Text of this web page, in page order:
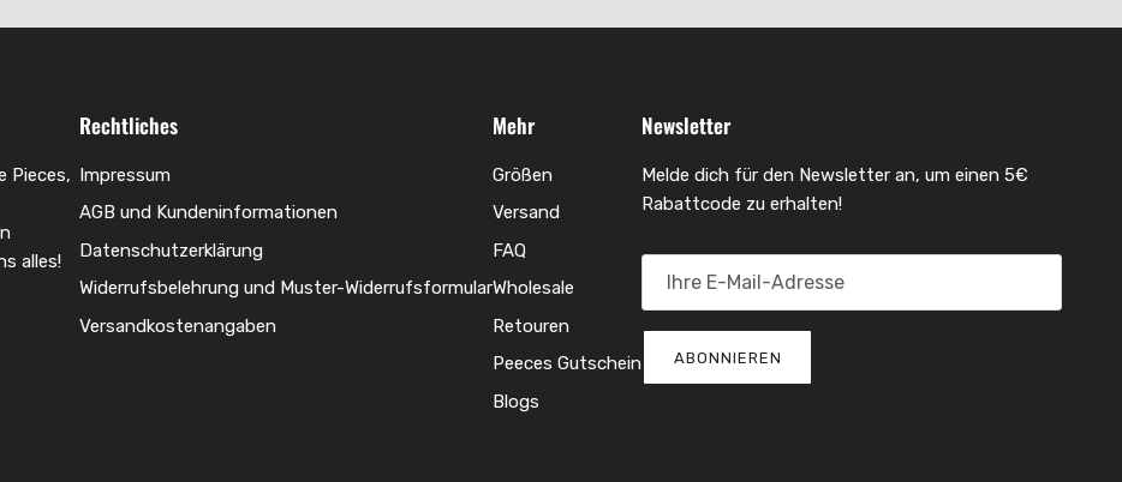
Pieces,
alles!
Rechtliches
Impressum
AGB und Kundeninformationen
Datenschutzerklärung
Widerrufsbelehrung und Muster-Widerrufsformular
Versandkostenangaben
Mehr
Größen
Versand
FAQ
Wholesale
Retouren
Peeces Gutschein
Blogs
Newsletter
Melde dich für den Newsletter an, um einen 5€
Rabattcode zu erhalten!
ABONNIEREN